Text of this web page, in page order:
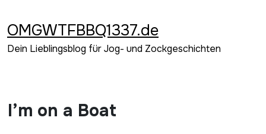
springen
OMGWTFBBQ1337.de
Dein Lieblingsblog für Jog- und Zockgeschichten
I’m on a Boat